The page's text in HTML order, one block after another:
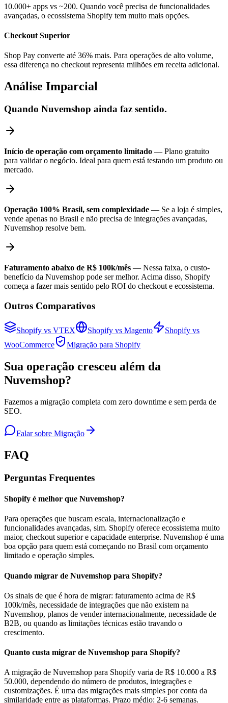
10.000+ apps vs ~200. Quando você precisa de funcionalidades
avançadas, o ecossistema Shopify tem muito mais opções.
Checkout Superior
Shop Pay converte até 36% mais. Para operações de alto volume,
essa diferença no checkout representa milhões em receita adicional.
Análise Imparcial
Quando Nuvemshop ainda faz sentido.
Início de operação com orçamento limitado — Plano gratuito
para validar o negócio. Ideal para quem está testando um produto ou
mercado.
Operação 100% Brasil, sem complexidade — Se a loja é simples,
vende apenas no Brasil e não precisa de integrações avançadas,
Nuvemshop resolve bem.
Faturamento abaixo de R$ 100k/mês — Nessa faixa, o custo-
benefício da Nuvemshop pode ser melhor. Acima disso, Shopify
começa a fazer mais sentido pelo ROI do checkout e ecossistema.
Outros Comparativos
Shopify vs VTEX Shopify vs Magento
Shopify vs
WooCommerce
Migração para Shopify
Sua operação cresceu além da
Nuvemshop?
Fazemos a migração completa com zero downtime e sem perda de
SEO.
Falar sobre Migração
FAQ
Perguntas Frequentes
Shopify é melhor que Nuvemshop?
Para operações que buscam escala, internacionalização e
funcionalidades avançadas, sim. Shopify oferece ecossistema muito
maior, checkout superior e capacidade enterprise. Nuvemshop é uma
boa opção para quem está começando no Brasil com orçamento
limitado e operação simples.
Quando migrar de Nuvemshop para Shopify?
Os sinais de que é hora de migrar: faturamento acima de R$
100k/mês, necessidade de integrações que não existem na
Nuvemshop, planos de vender internacionalmente, necessidade de
B2B, ou quando as limitações técnicas estão travando o
crescimento.
Quanto custa migrar de Nuvemshop para Shopify?
A migração de Nuvemshop para Shopify varia de R$ 10.000 a R$
50.000, dependendo do número de produtos, integrações e
customizações. É uma das migrações mais simples por conta da
similaridade entre as plataformas. Prazo médio: 2-6 semanas.